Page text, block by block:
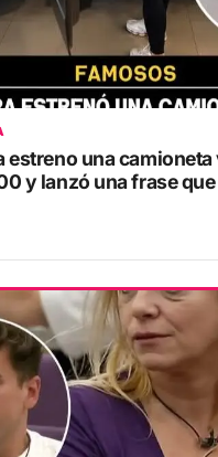
estreno una
y lanzó una frase